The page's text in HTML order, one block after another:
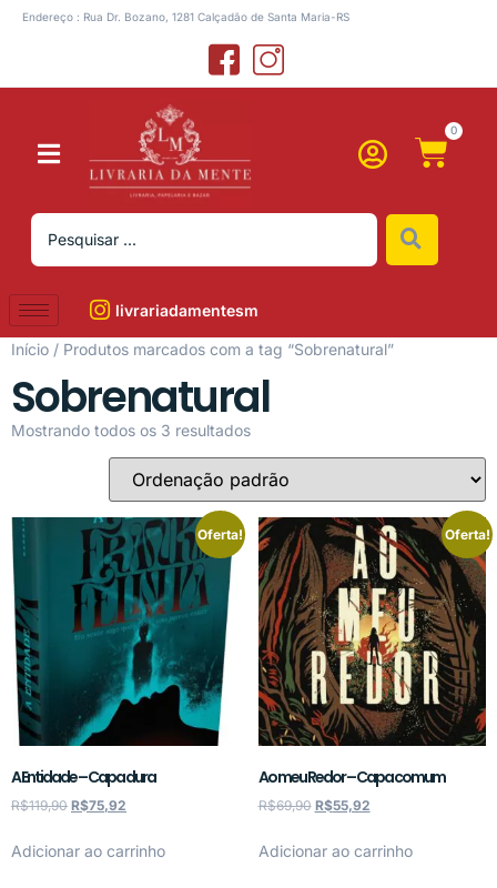
Endereço : Rua Dr. Bozano, 1281 Calçadão de Santa Maria-RS
0
livrariadamentesm
Início / Produtos marcados com a tag “Sobrenatural”
Sobrenatural
Mostrando todos os 3 resultados
Oferta!
A Entidade – Capa dura
R$119,90 R$75,92
Adicionar ao carrinho
Oferta!
Ao meu Redor – Capa comum
R$69,90 R$55,92
Adicionar ao carrinho